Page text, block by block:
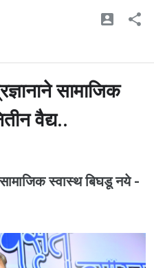
सामाजिक
वैद्य..
स्वास्थ बिघडू नये -